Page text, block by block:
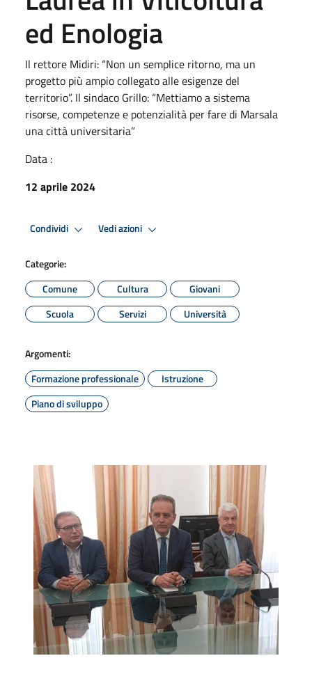
ed Enologia
Il rettore Midiri: “Non un semplice ritorno, ma un
progetto più ampio collegato alle esigenze del
territorio”. Il sindaco Grillo: “Mettiamo a sistema
risorse, competenze e potenzialità per fare di Marsala
una città universitaria”
Data :
12 aprile 2024
Condividi Vedi azioni
Categorie:
Comune
Cultura
Giovani
Scuola
Servizi Università
Argomenti:
Formazione professionale
Istruzione
Piano di sviluppo